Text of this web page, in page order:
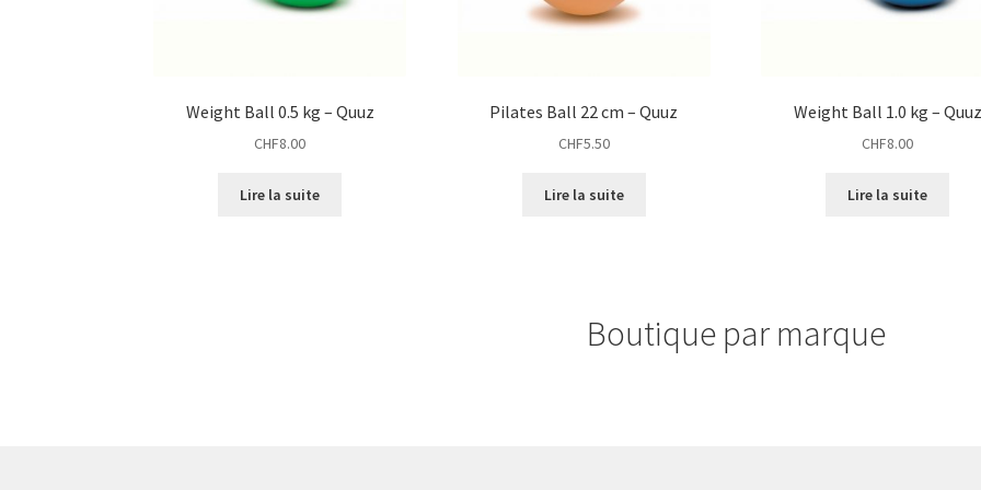
Weight Ball 0.5 kg – Quuz
CHF8.00
Lire la suite
Pilates Ball 22 cm – Quuz
CHF5.50
Lire la suite
Weight Ball 1.0 kg – Quuz
CHF8.00
Lire la suite
Boutique par marque